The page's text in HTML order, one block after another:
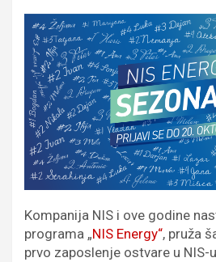
Kompanija NIS i ove godine
programa „NIS Energy“, pruža
prvo zaposlenje ostvare u NIS-